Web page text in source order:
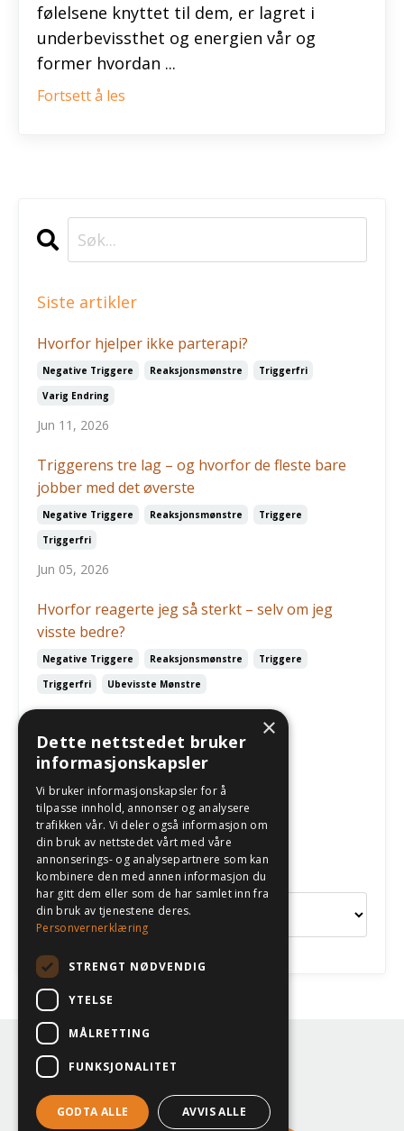
følelsene knyttet til dem, er lagret i
underbevissthet og energien vår og
former hvordan ...
Fortsett å les
Siste artikler
Hvorfor hjelper ikke parterapi?
Negative Triggere Reaksjonsmønstre
Triggerfri
Varig Endring
Jun 11, 2026
Triggerens tre lag – og hvorfor de fleste bare
jobber med det øverste
Negative Triggere Reaksjonsmønstre
Triggere
Triggerfri
Jun 05, 2026
Hvorfor reagerte jeg så sterkt – selv om jeg
visste bedre?
Negative Triggere Reaksjonsmønstre
Triggere
Triggerfri
Ubevisste Mønstre
May 03, 2026
Følg oss
Kategorier
Terms Privacy
×
Dette nettstedet bruker
informasjonskapsler
Vi bruker informasjonskapsler for å
tilpasse innhold, annonser og analysere
trafikken vår. Vi deler også informasjon om
din bruk av nettstedet vårt med våre
annonserings- og analysepartnere som kan
kombinere den med annen informasjon du
har gitt dem eller som de har samlet inn fra
din bruk av tjenestene deres.
Personvernerklæring
STRENGT NØDVENDIG
YTELSE
MÅLRETTING
FUNKSJONALITET
GODTA ALLE AVVIS ALLE